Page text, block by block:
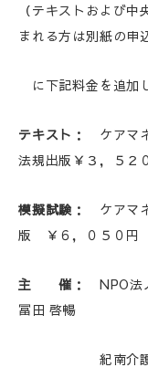
（テキストおよび
まれる方は別紙の申
に下記料金を追加
テキスト ： ケアマ
法規出版￥３，５２
模擬試験 ： ケアマ
版
￥６，０５０円
主 催 ： NPO法
冨田 啓暢
紀南介護福